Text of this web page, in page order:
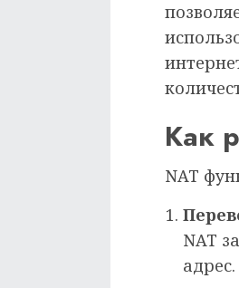
Как
NAT
NAT
адрес.